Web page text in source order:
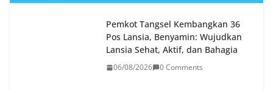
Pemkot Tangsel Kembangkan 36
Pos Lansia, Benyamin: Wujudkan
Lansia Sehat, Aktif, dan Bahagia
06/08/2026 0 Comments